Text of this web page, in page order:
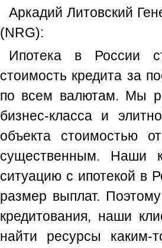
Аркадий Литовский
(NRG):
Ипотека в России
стоимость кредита за
по всем валютам. Мы
бизнес-класса и
объекта стоимостью
существенным. Наши
ситуацию с ипотекой в
размер выплат.
кредитования, наши
найти ресурсы каким-